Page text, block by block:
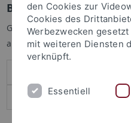
Benutzeranmeldung
Geben Sie Ihren
anzumelden:
den Cookies zur
Cookies des
Werbezwecken
mit weiteren Diensten
verknüpft.
Essentiell